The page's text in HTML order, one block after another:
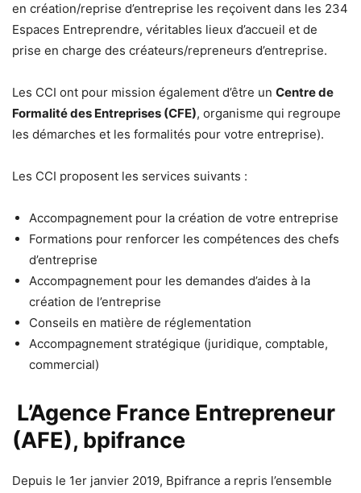
en création/reprise d’entreprise les reçoivent dans les 234
Espaces Entreprendre, véritables lieux d’accueil et de
prise en charge des créateurs/repreneurs d’entreprise.
Les CCI ont pour mission également d’être un Centre de
Formalité des Entreprises (CFE), organisme qui regroupe
les démarches et les formalités pour votre entreprise).
Les CCI proposent les services suivants :
Accompagnement pour la création de votre entreprise
Formations pour renforcer les compétences des chefs
d’entreprise
Accompagnement pour les demandes d’aides à la
création de l’entreprise
Conseils en matière de réglementation
Accompagnement stratégique (juridique, comptable,
commercial)
L’Agence France Entrepreneur
(AFE), bpifrance
Depuis le 1er janvier 2019, Bpifrance a repris l’ensemble